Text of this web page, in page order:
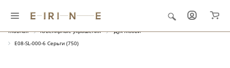
Главная Ювелирные украшения
"Дух любви"
E08-SL-000-6 Серьги (750)